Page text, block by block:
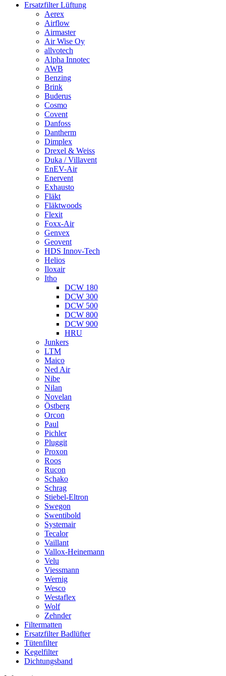
Ersatzfilter Lüftung
Aerex
Airflow
Airmaster
Air Wise Oy
allvotech
Alpha Innotec
AWB
Benzing
Brink
Buderus
Cosmo
Covent
Danfoss
Dantherm
Dimplex
Drexel & Weiss
Duka / Villavent
EnEV-Air
Enervent
Exhausto
Fläkt
Fläktwoods
Flexit
Foxx-Air
Genvex
Geovent
HDS Innov-Tech
Helios
Iloxair
Itho
DCW 180
DCW 300
DCW 500
DCW 800
DCW 900
HRU
Junkers
LTM
Maico
Ned Air
Nibe
Nilan
Novelan
Östberg
Orcon
Paul
Pichler
Pluggit
Proxon
Roos
Rucon
Schako
Schrag
Stiebel-Eltron
Swegon
Swentibold
Systemair
Tecalor
Vaillant
Vallox-Heinemann
Velu
Viessmann
Wernig
Wesco
Westaflex
Wolf
Zehnder
Filtermatten
Ersatzfilter Badlüfter
Tütenfilter
Kegelfilter
Dichtungsband